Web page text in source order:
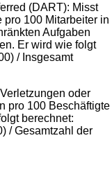
(DART): Misst
100 Mitarbeiter in
Aufgaben
Er wird wie folgt
/ Insgesamt
oder
pro 100 Beschäftigte
berechnet:
/ Gesamtzahl der